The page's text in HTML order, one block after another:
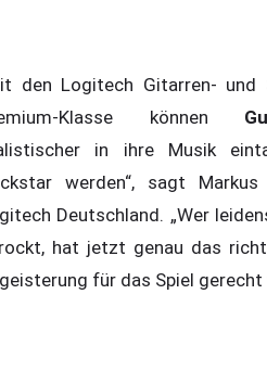
den Logitech Gitarren- und
Klasse können
in ihre Musik
werden“, sagt
Deutschland. „Wer
hat jetzt genau das
für das Spiel gerecht